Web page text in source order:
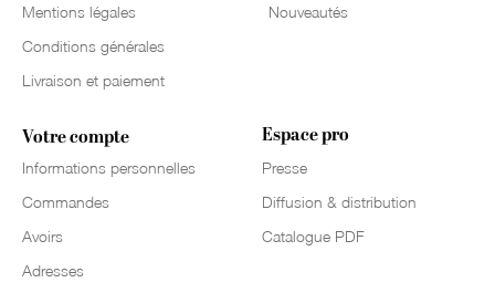
Mentions légales
Conditions générales
Livraison et paiement
Nouveautés
Votre compte
Informations personnelles
Commandes
Avoirs
Adresses
Espace pro
Presse
Diffusion & distribution
Catalogue PDF